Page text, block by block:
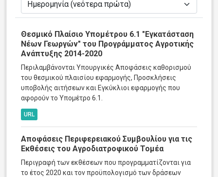
Θεσμικό Πλαίσιο Υπομέτρου 6.1 "Εγκατάσταση
Νέων Γεωργών" του Προγράμματος Αγροτικής
Ανάπτυξης 2014-2020
Περιλαμβάνονται Υπουργικές Αποφάσεις καθορισμού
του θεσμικού πλαισίου εφαρμογής, Προσκλήσεις
υποβολής αιτήσεων και Εγκύκλιοι εφαρμογής που
αφορούν το Υπομέτρο 6.1.
URL
Αποφάσεις Περιφερειακού Συμβουλίου για τις
Εκθέσεις του Αγροδιατροφικού Τομέα
Περιγραφή των εκθέσεων που προγραμματίζονται για
το έτος 2020 και τον προϋπολογισμό των δράσεων